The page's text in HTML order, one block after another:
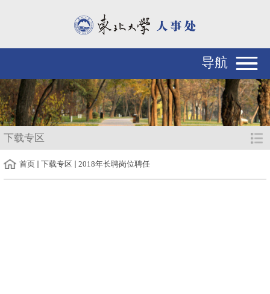
导航
下载专区
首页 下载专区 2018年长聘岗位聘任